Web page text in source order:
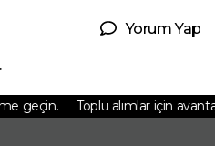
Yorum Yap
geçin. Toplu alımlar için